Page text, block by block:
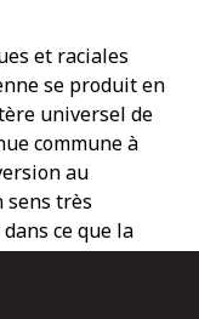
et raciales
se produit en
universel de
commune à
au
très
ce que la
20.2 ; 2
21.3).